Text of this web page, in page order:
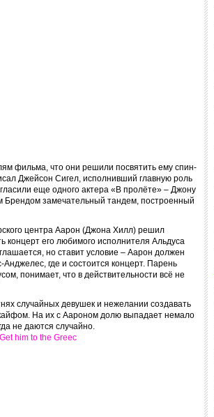
фильма, что они решили посвятить ему спин-
Джейсон Сигел, исполнивший главную роль
еще одного актера «В пролёте» – Джону
замечательный тандем, построенный
центра Аарон (Джона Хилл) решил
концерт его любимого исполнителя Альдуса
но ставит условие – Аарон должен
где и состоится концерт. Парень
понимает, что в действительности всё не
случайных девушек и нежелании создавать
На их с Аароном долю выпадает немало
не даются случайно.